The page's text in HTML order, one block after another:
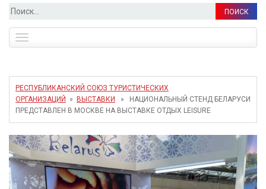
Найти:
navigation
РЕСПУБЛИКАНСКИЙ СОЮЗ ТУРИСТИЧЕСКИХ
ОРГАНИЗАЦИЙ
» ВЫСТАВКИ
» НАЦИОНАЛЬНЫЙ СТЕНД БЕЛАРУСИ
ПРЕДСТАВЛЕН В МОСКВЕ НА ВЫСТАВКЕ ОТДЫХ LEISURE